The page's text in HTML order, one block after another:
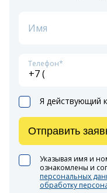
Имя
Телефон*
Я действующий
Указывая имя и
ознакомлены и
персональных
обработку
Отправить